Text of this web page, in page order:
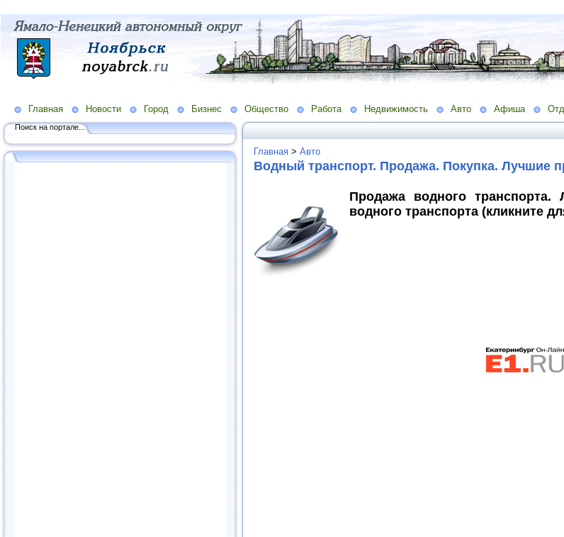
Главная Новости Город Бизнес Общество Работа Недвижимость Авто Афиша
Поиск на портале...
Главная > Авто
Водный транспорт. Продажа. Покупка. Лучшие
Продажа водного
водного транспорта (кликните